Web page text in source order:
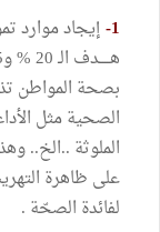
1- إيجاد موارد
بصحة المواطن
الصحية مثل
الملوثة ..الخ..
على ظاهرة
لفائدة الصحّة .